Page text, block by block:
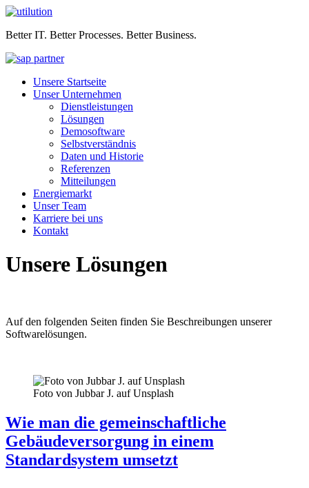
Better IT. Better Processes. Better Business.
Unsere Startseite
Unser Unternehmen
Dienstleistungen
Lösungen
Demosoftware
Selbstverständnis
Daten und Historie
Referenzen
Mitteilungen
Energiemarkt
Unser Team
Karriere bei uns
Kontakt
Unsere Lösungen
Auf den folgenden Seiten finden Sie Beschreibungen unserer
Softwarelösungen.
Foto von Jubbar J. auf Unsplash
Wie man die gemeinschaftliche
Gebäudeversorgung in einem
Standardsystem umsetzt